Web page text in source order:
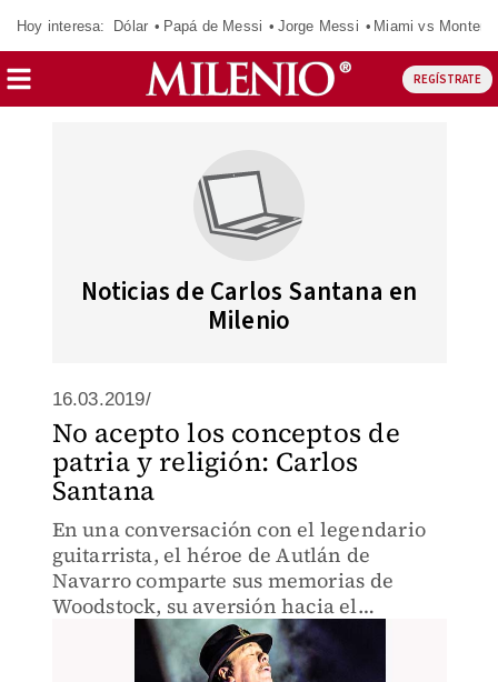
Hoy interesa: Dólar Papá de Messi Jorge Messi Miami vs
REGÍSTRATE
Noticias de Carlos Santana en
Milenio
16.03.2019/
No acepto los conceptos de
patria y religión: Carlos
Santana
En una conversación con el legendario
guitarrista, el héroe de Autlán de
Navarro comparte sus memorias de
Woodstock, su aversión hacia el
catolicismo, así como su filosofía de
cómo sobrevivir en este mundo donde el